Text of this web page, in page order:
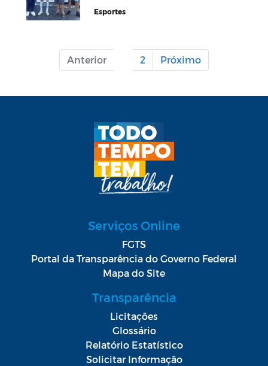
Esportes
Anterior 2 Próximo
Serviços Online
FGTS
Portal da Transparência do Governo Federal
Mapa do Site
Transparência
Licitações
Glossário
Relatório Estatístico
Solicitar Informação